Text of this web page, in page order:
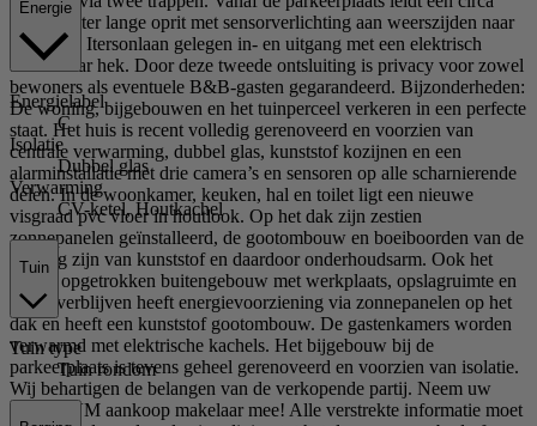
vijftig meter lange oprit met sensorverlichting aan weerszijden naar
de aan de Itersonlaan gelegen in- en uitgang met een elektrisch
bedienbaar hek. Door deze tweede ontsluiting is privacy voor zowel
bewoners als eventuele B&B-gasten gegarandeerd. Bijzonderheden:
De woning, bijgebouwen en het tuinperceel verkeren in een perfecte
staat. Het huis is recent volledig gerenoveerd en voorzien van
centrale verwarming, dubbel glas, kunststof kozijnen en een
alarminstallatie met drie camera’s en sensoren op alle scharnierende
delen. In de woonkamer, keuken, hal en toilet ligt een nieuwe
visgraad pvc vloer in houtlook. Op het dak zijn zestien
zonnepanelen geïnstalleerd, de gootombouw en boeiboorden van de
woning zijn van kunststof en daardoor onderhoudsarm. Ook het
nieuw opgetrokken buitengebouw met werkplaats, opslagruimte en
B&B-verblijven heeft energievoorziening via zonnepanelen op het
dak en heeft een kunststof gootombouw. De gastenkamers worden
verwarmd met elektrische kachels. Het bijgebouw bij de
parkeerplaats is tevens geheel gerenoveerd en voorzien van isolatie.
Wij behartigen de belangen van de verkopende partij. Neem uw
eigen NVM aankoop makelaar mee! Alle verstrekte informatie moet
Energie
Energielabel
C
Isolatie
Dubbel glas
Verwarming
CV-ketel, Houtkachel
Tuin
Tuintype
Tuin rondom